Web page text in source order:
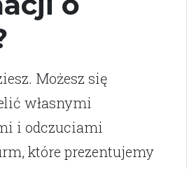
Możesz się
własnymi
i odczuciami
które prezentujemy